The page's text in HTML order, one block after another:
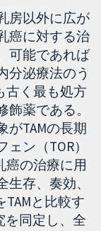
房以外に広が
癌に対する治
可能であれば
分泌療法のう
古く最も処方
薬である。
がTAMの長期
ン（TOR）
癌の治療に用
存、奏効、
と比較す
を同定し、全